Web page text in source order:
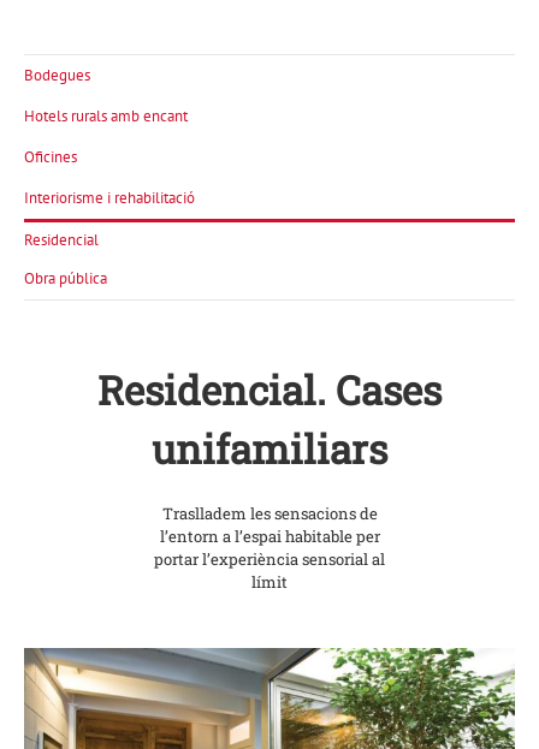
Bodegues
Hotels rurals amb encant
Oficines
Interiorisme i rehabilitació
Residencial
Obra pública
Residencial. Cases
unifamiliars
Traslladem les sensacions de
l’entorn a l’espai habitable per
portar l’experiència sensorial al
límit